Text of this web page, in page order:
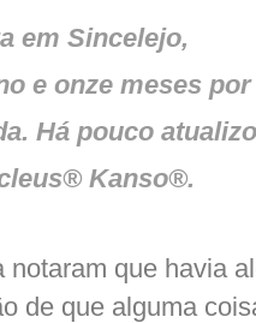
em Sincelejo,
e onze meses por
Há pouco
Kanso®.
notaram que havia
de que alguma